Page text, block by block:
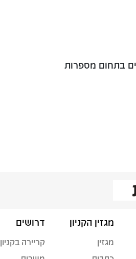
בתחום מספרות
מגזין הקניון
מגזין
דרושים
קריירה בקניון